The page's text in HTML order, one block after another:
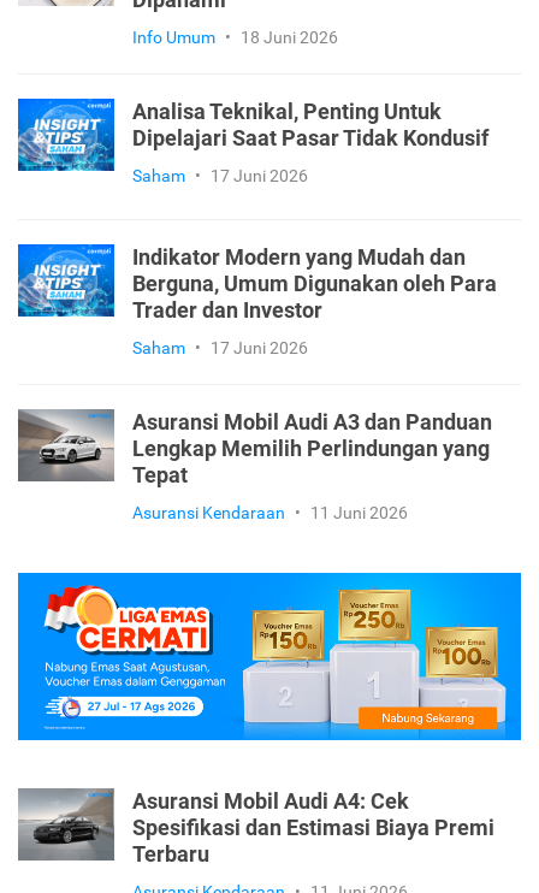
Info Umum • 18 Juni 2026
Analisa Teknikal, Penting Untuk
Dipelajari Saat Pasar Tidak Kondusif
Saham • 17 Juni 2026
Indikator Modern yang Mudah dan
Berguna, Umum Digunakan oleh Para
Trader dan Investor
Saham • 17 Juni 2026
Asuransi Mobil Audi A3 dan Panduan
Lengkap Memilih Perlindungan yang
Tepat
Asuransi Kendaraan • 11 Juni 2026
Asuransi Mobil Audi A4: Cek
Spesifikasi dan Estimasi Biaya Premi
Terbaru